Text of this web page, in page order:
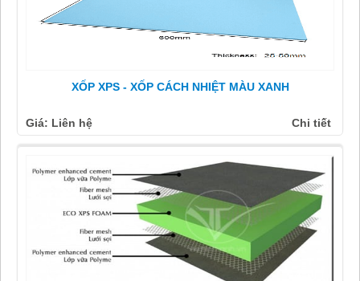
XỐP XPS - XỐP CÁCH NHIỆT MÀU XANH
Giá: Liên hệ Chi tiết